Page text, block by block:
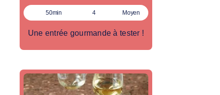
50min 4 Moyen
Une entrée gourmande à tester !